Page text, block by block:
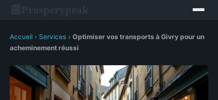
Accueil › Services › Optimiser vos transports à Givry pour un
acheminement réussi